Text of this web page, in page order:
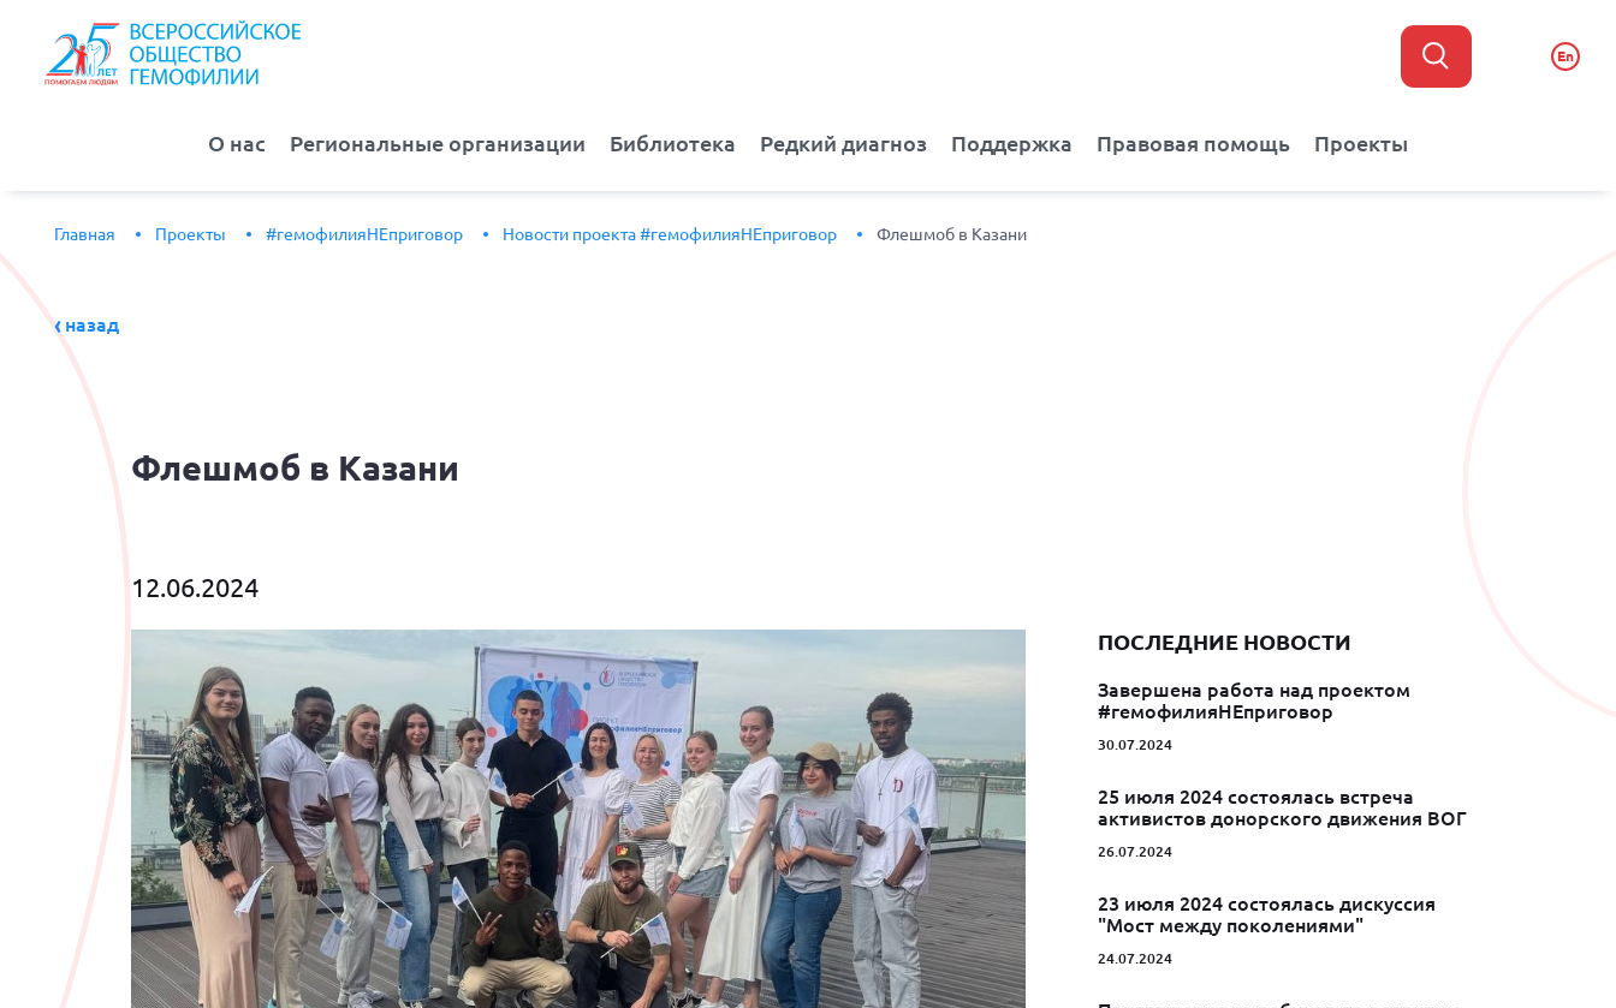
En
О нас Региональные организации Библиотека Редкий диагноз Поддержка Правовая помощь Проекты
Главная Проекты #гемофилияНЕприговор Новости проекта #гемофилияНЕприговор Флешмоб в Казани
назад
Флешмоб в Казани
12.06.2024
ПОСЛЕДНИЕ НОВОСТИ
Завершена работа над проектом
#гемофилияНЕприговор
30.07.2024
25 июля 2024 состоялась встреча
активистов донорского движения ВОГ
26.07.2024
23 июля 2024 состоялась дискуссия
"Мост между поколениями"
24.07.2024